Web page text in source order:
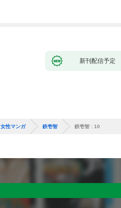
新刊配信予定
女性マンガ 鉄壱智 鉄壱智 : 10